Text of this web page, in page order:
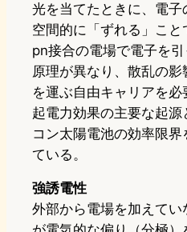
光を当てたときに、電
空間的に「ずれる」こと
pn接合の電場で電子を
原理が異なり、散乱の
を運ぶ自由キャリアを
起電力効果の主要な起源
コン太陽電池の効率限
ている。
強誘電性
外部から電場を加えて